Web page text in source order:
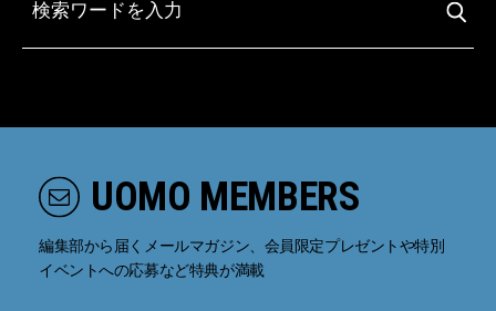
UOMO MEMBERS
編集部から届くメールマガジン、会員限定プレゼントや特別
イベントへの応募など特典が満載